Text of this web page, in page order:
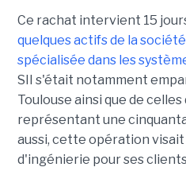
Ce rachat intervient 15
quelques actifs de la
spécialisée dans les
SII s'était notamment
Toulouse ainsi que de
représentant une
aussi, cette opération
d'ingénierie pour ses